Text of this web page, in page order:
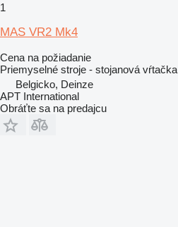
1
MAS VR2 Mk4
Cena na požiadanie
Priemyselné stroje - stojanová vŕtačka
Belgicko, Deinze
APT International
Obráťte sa na predajcu